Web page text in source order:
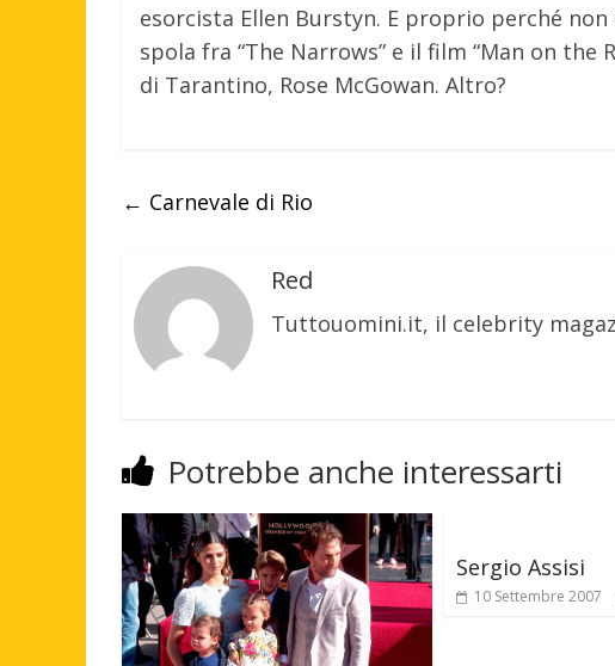
esorcista Ellen Burstyn. E proprio perché
spola fra “The Narrows” e il film “Man on the
di Tarantino, Rose McGowan. Altro?
← Carnevale di Rio
Red
Tuttouomini.it, il celebrity
Potrebbe anche interessarti
Sergio Assisi
10 Settembre 2007